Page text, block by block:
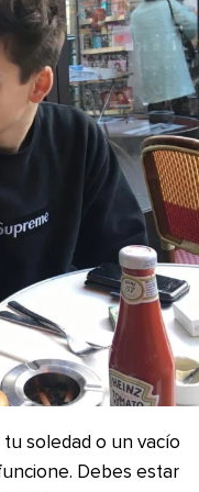
soledad o un vacío
Debes estar